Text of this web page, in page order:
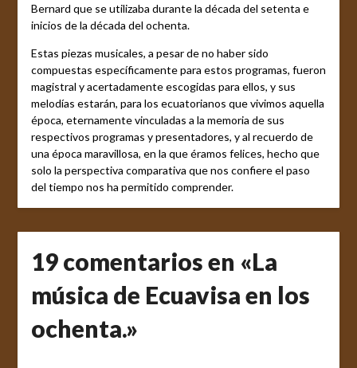
Bernard que se utilizaba durante la década del setenta e
inicios de la década del ochenta.
Estas piezas musicales, a pesar de no haber sido
compuestas específicamente para estos programas, fueron
magistral y acertadamente escogidas para ellos, y sus
melodías estarán, para los ecuatorianos que vivimos aquella
época, eternamente vinculadas a la memoria de sus
respectivos programas y presentadores, y al recuerdo de
una época maravillosa, en la que éramos felices, hecho que
solo la perspectiva comparativa que nos confiere el paso
del tiempo nos ha permitido comprender.
19 comentarios en «La
música de Ecuavisa en los
ochenta.»